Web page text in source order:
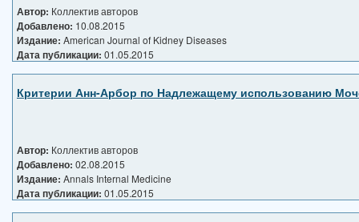
Автор: Коллектив авторов
Добавлено: 10.08.2015
Издание: American Journal of Kidney Diseases
Дата публикации: 01.05.2015
Критерии Анн-Арбор по Надлежащему использованию
Автор: Коллектив авторов
Добавлено: 02.08.2015
Издание: Annals Internal Medicine
Дата публикации: 01.05.2015